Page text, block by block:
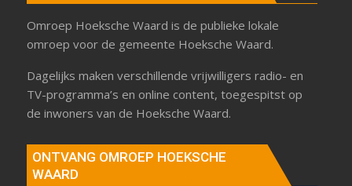
Omroep Hoeksche Waard is de publieke lokale
omroep voor de gemeente Hoeksche Waard.
Dagelijks maken verschillende vrijwilligers radio- en
TV-programma’s en online content, toegespitst op
de inwoners van de Hoeksche Waard.
ONTVANG OMROEP HOEKSCHE
WAARD